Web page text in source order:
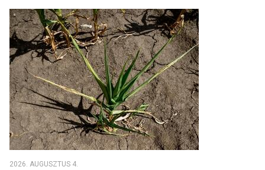
2026. AUGUSZTUS 4.